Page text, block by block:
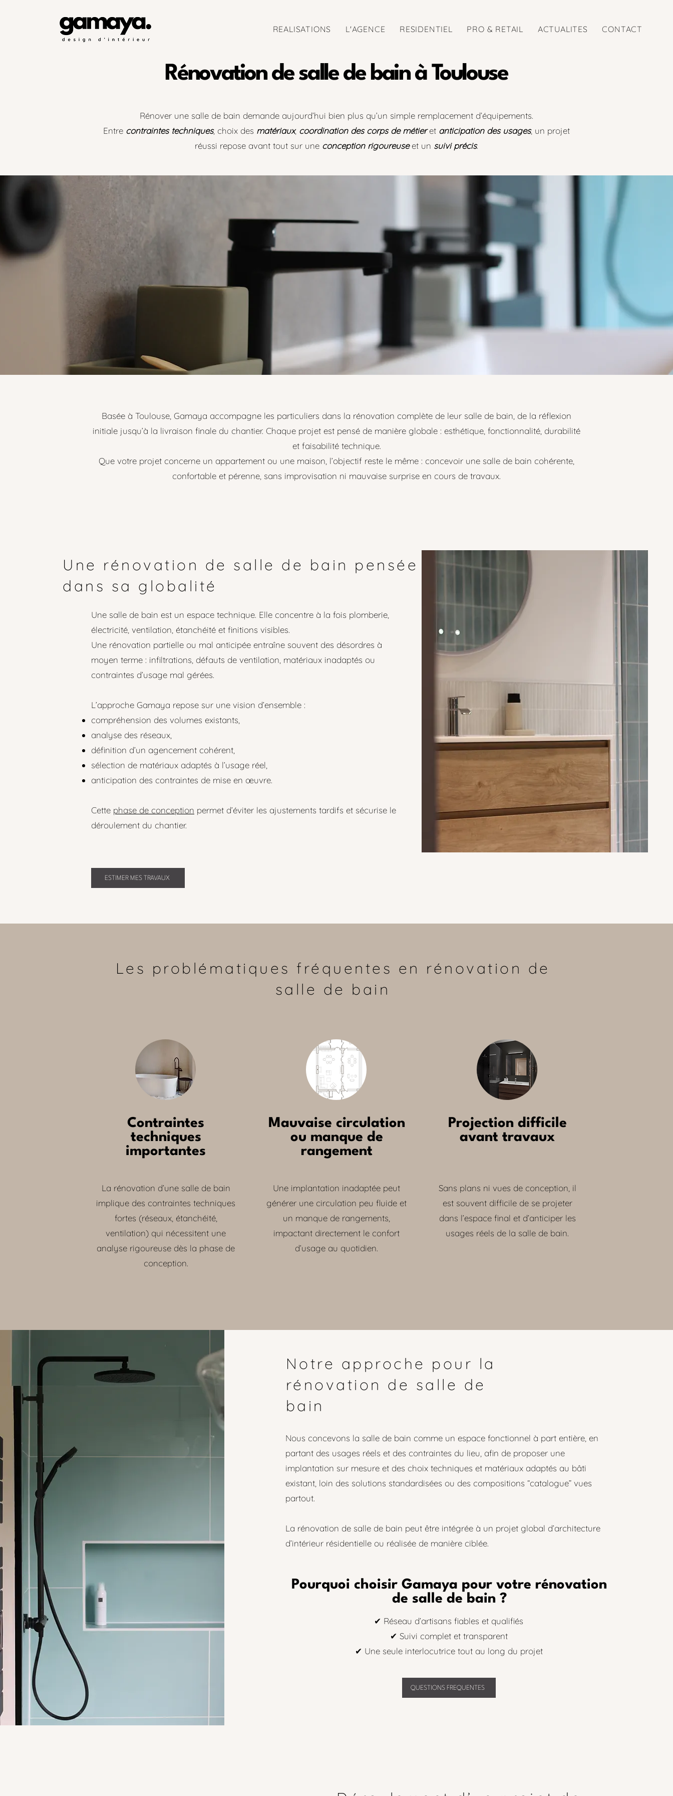
REALISATIONS L'AGENCE RESIDENTIEL PRO & RETAIL ACTUALITES CONTACT
Rénovation de salle de bain à Toulouse
Rénover une salle de bain demande aujourd’hui bien plus qu’un simple remplacement d’équipements.
Entre contraintes techniques, choix des matériaux, coordination des corps de métieret anticipation des usages, un projet
réussi repose avant tout sur une conception rigoureuseet un suivi précis.
Basée à Toulouse, Gamaya accompagne les particuliers dans la rénovation complète de leur salle de bain, de la réflexion
initiale jusqu’à la livraison finale du chantier. Chaque projet est pensé de manière globale : esthétique, fonctionnalité, durabilité
et faisabilité technique.
Que votre projet concerne un appartement ou une maison, l’objectif reste le même : concevoir une salle de bain cohérente,
confortable et pérenne, sans improvisation ni mauvaise surprise en cours de travaux.
Une rénovation de salle de bain pensée
dans sa globalité
Une salle de bain est un espace technique. Elle concentre à la fois plomberie,
électricité, ventilation, étanchéité et finitions visibles.
Une rénovation partielle ou mal anticipée entraîne souvent des désordres à
moyen terme : infiltrations, défauts de ventilation, matériaux inadaptés ou
contraintes d’usage mal gérées.
L’approche Gamaya repose sur une vision d’ensemble :
compréhension des volumes existants,
analyse des réseaux,
définition d’un agencement cohérent,
sélection de matériaux adaptés à l’usage réel,
anticipation des contraintes de mise en œuvre.​
Cette phase de conception permet d’éviter les ajustements tardifs et sécurise le
déroulement du chantier.
ESTIMER MES TRAVAUX
Les problématiques fréquentes en rénovation de
salle de bain
Contraintes
techniques
importantes
La rénovation d’une salle de bain
implique des contraintes techniques
fortes (réseaux, étanchéité,
ventilation) qui nécessitent une
analyse rigoureuse dès la phase de
conception.
Mauvaise circulation
ou manque de
rangement
Une implantation inadaptée peut
générer une circulation peu fluide et
un manque de rangements,
impactant directement le confort
d’usage au quotidien.
Projection difficile
avant travaux
Sans plans ni vues de conception, il
est souvent difficile de se projeter
dans l’espace final et d’anticiper les
usages réels de la salle de bain.
Notre approche pour la
rénovation de salle de
bain
Nous concevons la salle de bain comme un espace fonctionnel à part entière, en
partant des usages réels et des contraintes du lieu, afin de proposer une
implantation sur mesure et des choix techniques et matériaux adaptés au bâti
existant, loin des solutions standardisées ou des compositions “catalogue” vues
partout.
La rénovation de salle de bain peut être intégrée à un projet global d’architecture
d’intérieur résidentielle ou réalisée de manière ciblée.
Pourquoi choisir Gamaya pour votre rénovation
de salle de bain ?
✔ Réseau d’artisans fiables et qualifiés
✔ Suivi complet et transparent
✔ Une seule interlocutrice tout au long du projet
QUESTIONS FREQUENTES